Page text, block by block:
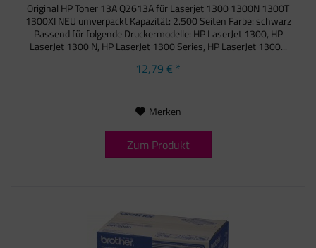
Original HP Toner 13A Q2613A für Laserjet 1300 1300N 1300T
1300XI NEU umverpackt Kapazität: 2.500 Seiten Farbe: schwarz
Passend für folgende Druckermodelle: HP LaserJet 1300, HP
LaserJet 1300 N, HP LaserJet 1300 Series, HP LaserJet 1300...
12,79 € *
Merken
Zum Produkt